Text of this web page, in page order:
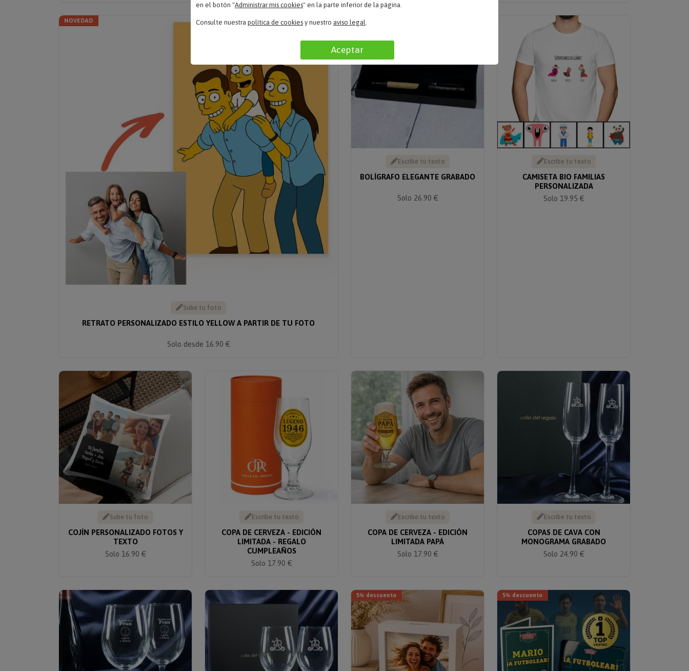
NOVEDAD
Sube tu foto
RETRATO PERSONALIZADO ESTILO YELLOW A PARTIR DE TU FOTO
Solo desde 16.90 €
Escribe tu texto
BOLÍGRAFO ELEGANTE GRABADO
Solo 26.90 €
Escribe tu texto
CAMISETA BIO FAMILIAS
PERSONALIZADA
Solo 19.95 €
Sube tu foto
COJÍN PERSONALIZADO FOTOS Y
TEXTO
Solo 16.90 €
Escribe tu texto
COPA DE CERVEZA - EDICIÓN
LIMITADA - REGALO
CUMPLEAÑOS
Solo 17.90 €
Escribe tu texto
COPA DE CERVEZA - EDICIÓN
LIMITADA PAPÁ
Solo 17.90 €
Escribe tu texto
COPAS DE CAVA CON
MONOGRAMA GRABADO
Solo 24.90 €
5% descuento 5% descuento
en el botón "Administrar mis cookies" en la parte inferior de la página.
Consulte nuestra política de cookies y nuestro aviso legal.
Aceptar